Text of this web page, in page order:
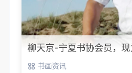
柳天京-宁夏书协会员，
书画资讯